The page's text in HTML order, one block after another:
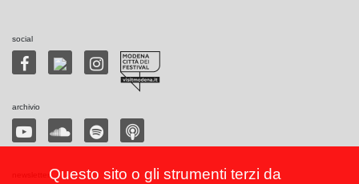
social
archivio
Questo sito o gli strumenti terzi da